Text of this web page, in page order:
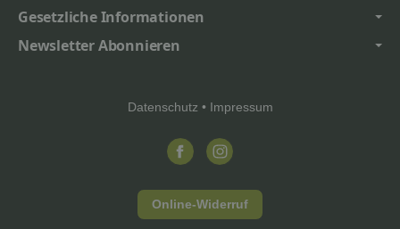
Gesetzliche Informationen
Newsletter Abonnieren
Datenschutz • Impressum
Online-Widerruf